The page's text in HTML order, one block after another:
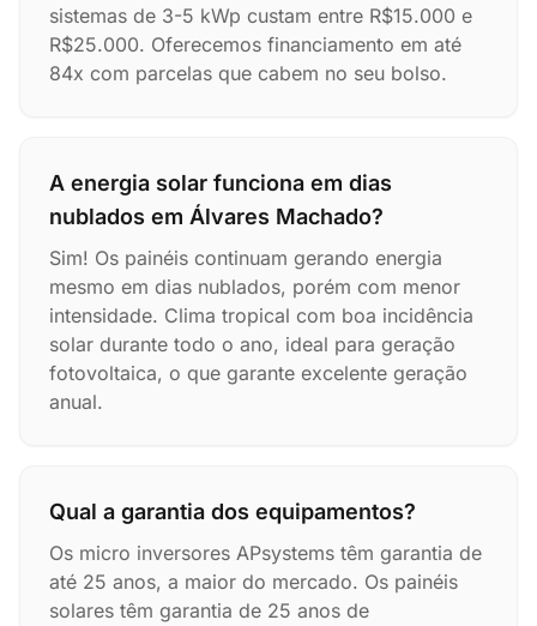
sistemas de 3-5 kWp custam entre R$15.000 e
R$25.000. Oferecemos financiamento em até
84x com parcelas que cabem no seu bolso.
A energia solar funciona em dias
nublados em Álvares Machado?
Sim! Os painéis continuam gerando energia
mesmo em dias nublados, porém com menor
intensidade. Clima tropical com boa incidência
solar durante todo o ano, ideal para geração
fotovoltaica, o que garante excelente geração
anual.
Qual a garantia dos equipamentos?
Os micro inversores APsystems têm garantia de
até 25 anos, a maior do mercado. Os painéis
solares têm garantia de 25 anos de